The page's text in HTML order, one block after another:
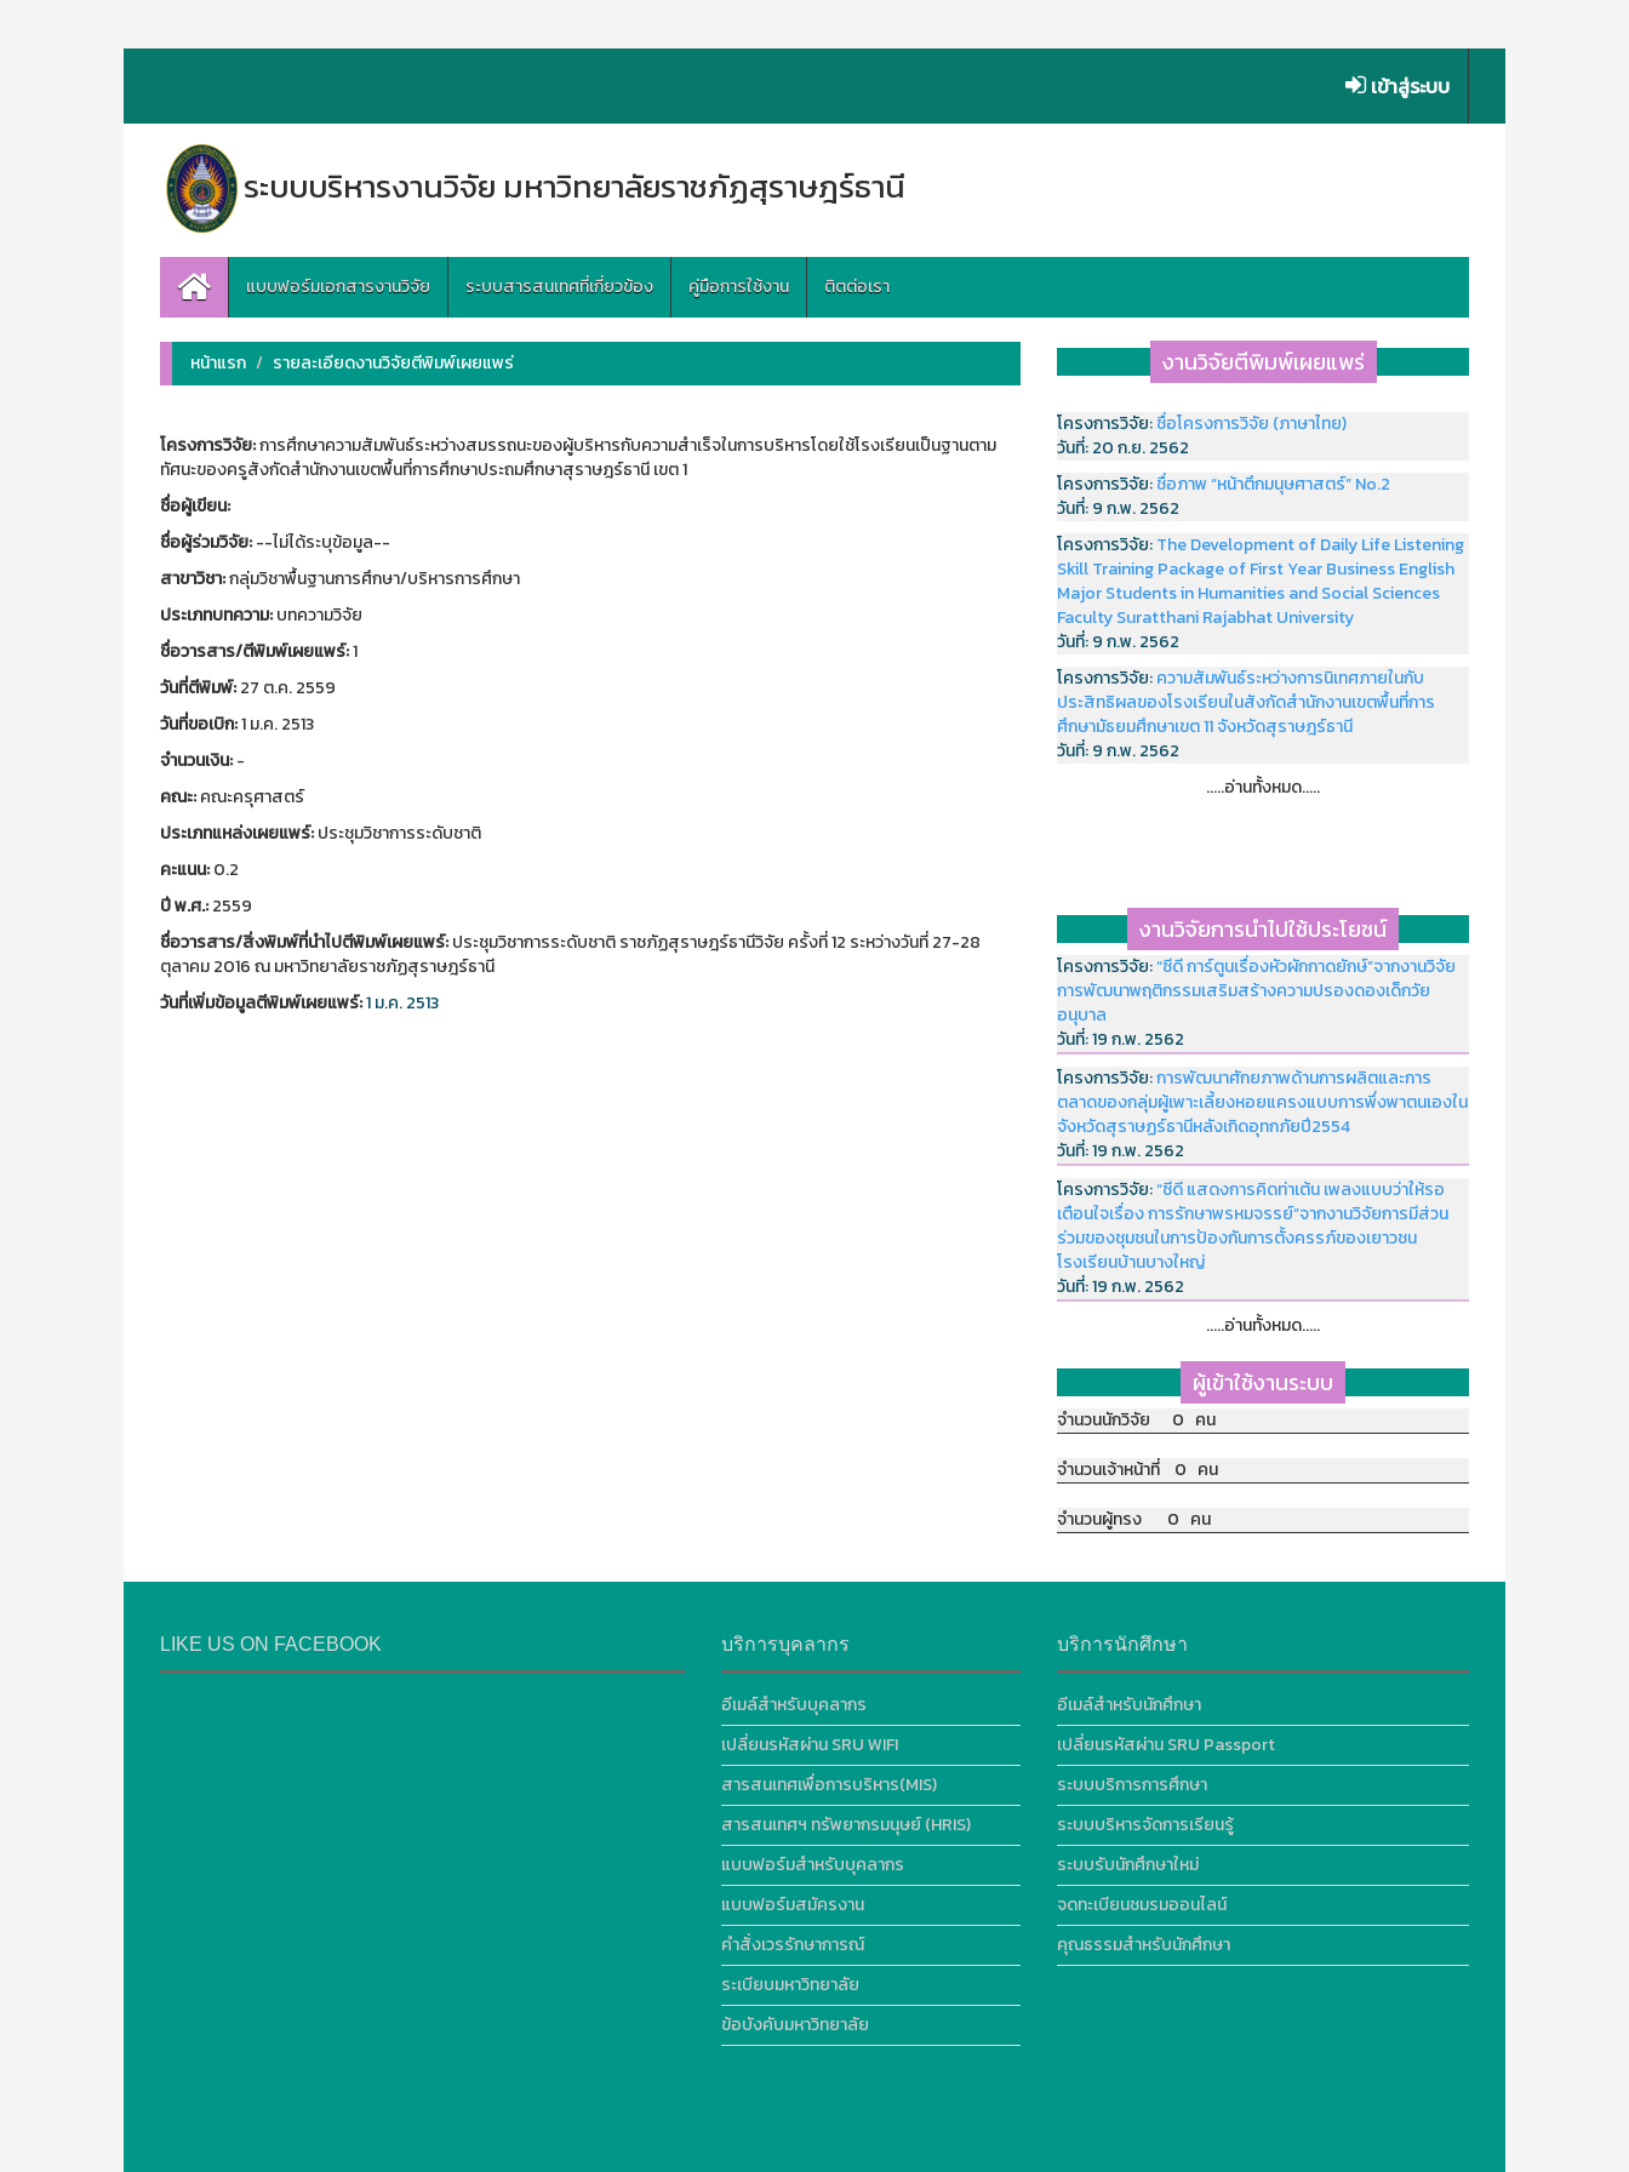
เข้าสู่ระบบ
ระบบบริหารงานวิจัย มหาวิทยาลัยราชภัฏสุราษฎร์ธานี
แบบฟอร์มเอกสารงานวิจัย ระบบสารสนเทศที่เกี่ยวข้อง คู่มือการใช้งาน ติตต่อเรา
หน้าแรก รายละเอียดงานวิจัยตีพิมพ์เผยแพร่
โครงการวิจัย:การศึกษาความสัมพันธ์ระหว่างสมรรถนะของผู้บริหารกับความสำเร็จในการบริหารโดยใช้โรงเรียนเป็นฐานตาม
ทัศนะของครูสังกัดสำนักงานเขตพื้นที่การศึกษาประถมศึกษาสุราษฎร์ธานี เขต 1
ชื่อผู้เขียน:
ชื่อผู้ร่วมวิจัย:--ไม่ได้ระบุข้อมูล--
สาขาวิชา:กลุ่มวิชาพื้นฐานการศึกษา/บริหารการศึกษา
ประเภทบทความ:บทความวิจัย
ชื่อวารสาร/ตีพิมพ์เผยแพร์:1
วันที่ตีพิมพ์:27 ต.ค. 2559
วันที่ขอเบิก:1 ม.ค. 2513
จำนวนเงิน:-
คณะ:คณะครุศาสตร์
ประเภทแหล่งเผยแพร์:ประชุมวิชาการระดับชาติ
คะแนน:0.2
ปี พ.ศ.:2559
ชื่อวารสาร/สิ่งพิมพ์ที่นำไปตีพิมพ์เผยแพร์:ประชุมวิชาการระดับชาติ ราชภัฏสุราษฎร์ธานีวิจัย ครั้งที่ 12 ระหว่างวันที่ 27-28
ตุลาคม 2016 ณ มหาวิทยาลัยราชภัฏสุราษฎร์ธานี
วันที่เพิ่มข้อมูลตีพิมพ์เผยแพร์:1 ม.ค. 2513
งานวิจัยตีพิมพ์เผยแพร่
โครงการวิจัย:ชื่อโครงการวิจัย (ภาษาไทย)
วันที่:20 ก.ย. 2562
โครงการวิจัย:ชื่อภาพ “หน้าตึกมนุษศาสตร์” No.2
วันที่:9 ก.พ. 2562
โครงการวิจัย:The Development of Daily Life Listening
Skill Training Package of First Year Business English
Major Students in Humanities and Social Sciences
Faculty Suratthani Rajabhat University
วันที่:9 ก.พ. 2562
โครงการวิจัย:ความสัมพันธ์ระหว่างการนิเทศภายในกับ
ประสิทธิผลของโรงเรียนในสังกัดสำนักงานเขตพื้นที่การ
ศึกษามัธยมศึกษาเขต 11 จังหวัดสุราษฎร์ธานี
วันที่:9 ก.พ. 2562
.....อ่านทั้งหมด.....
งานวิจัยการนำไปใช้ประโยชน์
โครงการวิจัย:“ซีดี การ์ตูนเรื่องหัวผักกาดยักษ์”จากงานวิจัย
การพัฒนาพฤติกรรมเสริมสร้างความปรองดองเด็กวัย
อนุบาล
วันที่:19 ก.พ. 2562
โครงการวิจัย:การพัฒนาศักยภาพด้านการผลิตและการ
ตลาดของกลุ่มผู้เพาะเลี้ยงหอยแครงแบบการพึ่งพาตนเองใน
จังหวัดสุราษฏร์ธานีหลังเกิดอุทกภัยปี2554
วันที่:19 ก.พ. 2562
โครงการวิจัย:“ซีดี แสดงการคิดท่าเต้น เพลงแบบว่าให้รอ
เตือนใจเรื่อง การรักษาพรหมจรรย์”จากงานวิจัยการมีส่วน
ร่วมของชุมชนในการป้องกันการตั้งครรภ์ของเยาวชน
โรงเรียนบ้านบางใหญ่
วันที่:19 ก.พ. 2562
.....อ่านทั้งหมด.....
ผู้เข้าใช้งานระบบ
จำนวนนักวิจัย 0 คน
จำนวนเจ้าหน้าที่ 0 คน
จำนวนผู้ทรง 0 คน
LIKE US ON FACEBOOK บริการบุคลากร
อีเมล์สำหรับบุคลากร
เปลี่ยนรหัสผ่าน SRU WIFI
สารสนเทศเพื่อการบริหาร(MIS)
สารสนเทศฯ ทรัพยากรมนุษย์ (HRIS)
แบบฟอร์มสำหรับบุคลากร
แบบฟอร์มสมัครงาน
คำสั่งเวรรักษาการณ์
ระเบียบมหาวิทยาลัย
ข้อบังคับมหาวิทยาลัย
บริการนักศึกษา
อีเมล์สำหรับนักศึกษา
เปลี่ยนรหัสผ่าน SRU Passport
ระบบบริการการศึกษา
ระบบบริหารจัดการเรียนรู้
ระบบรับนักศึกษาใหม่
จดทะเบียนชมรมออนไลน์
คุณธรรมสำหรับนักศึกษา